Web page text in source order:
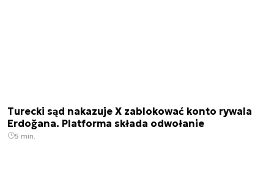
Turecki sąd nakazuje X zablokować konto rywala
Erdoğana. Platforma składa odwołanie
5 min.